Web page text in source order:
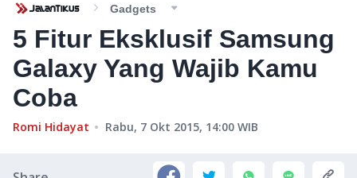
Gadgets
5 Fitur Eksklusif Samsung
Galaxy Yang Wajib Kamu
Coba
Romi Hidayat Rabu, 7 Okt 2015, 14:00 WIB